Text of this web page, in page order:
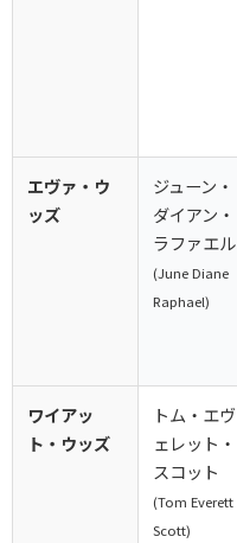
エヴァ・ウ
ッズ
ジューン・
ダイアン・
ラファエル
(June Diane
Raphael)
ワイアッ
ト・ウッズ
トム・エヴ
ェレット・
スコット
(Tom Everett
Scott)